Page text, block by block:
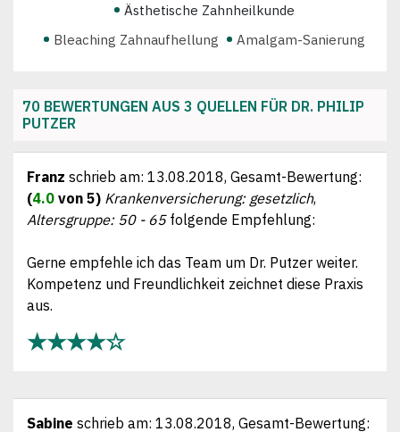
Ästhetische Zahnheilkunde
Bleaching Zahnaufhellung
Amalgam-Sanierung
70 BEWERTUNGEN AUS 3 QUELLEN FÜR DR. PHILIP
PUTZER
Franz schrieb am: 13.08.2018, Gesamt-Bewertung:
(4.0 von 5) Krankenversicherung: gesetzlich,
Altersgruppe: 50 - 65folgende Empfehlung:
Gerne empfehle ich das Team um Dr. Putzer weiter.
Kompetenz und Freundlichkeit zeichnet diese Praxis
aus.
★★★★☆
Sabine schrieb am: 13.08.2018, Gesamt-Bewertung: